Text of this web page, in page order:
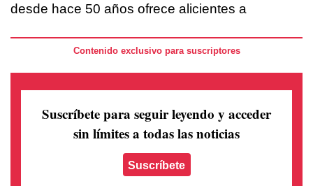
desde hace 50 años ofrece alicientes a
Contenido exclusivo para suscriptores
Suscríbete para seguir leyendo y acceder
sin límites a todas las noticias
Suscríbete